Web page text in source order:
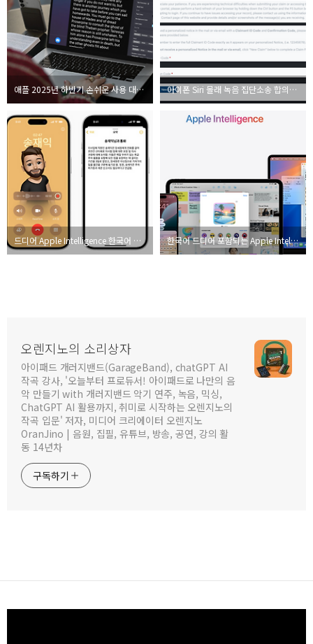
애플 2025년 하반기 손쉬운 사용 대폭 개선 발표 들여다 보니 아이폰 Siri 몰래 녹음 집단소송 합의금, 최대 100달러 신청가능?!
드디어 Apple Intelligence 한국어 지원 시작! 한국어 드디어 포함되는 Apple Intelligence, 2025년 4월부터 지원 언어 확대
오렌지노의 소리상자
아이패드 개러지밴드(GarageBand), chatGPT AI
작곡 강사, '오늘부터 프로듀서! 아이패드로 나만의 음
악 만들기 with 개러지밴드 악기 연주, 녹음, 믹싱,
ChatGPT AI 활용까지, 취미로 시작하는 오렌지노의
작곡 입문' 저자, 미디어 크리에이터 오렌지노
OranJino | 음원, 집필, 유튜브, 방송, 공연, 강의 활
동 14년차
구독하기